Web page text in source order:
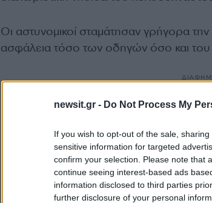
newsit.gr - Do Not Process My
If you wish to opt-out of the sale,
sensitive information for targeted
confirm your selection. Please note that
continue seeing interest-based ads
information disclosed to third parties
further disclosure of your personal
Οι αστυνομικοί σταμάτησαν γρήγορα
ασφάλεια τόσο των οδηγών όσο και